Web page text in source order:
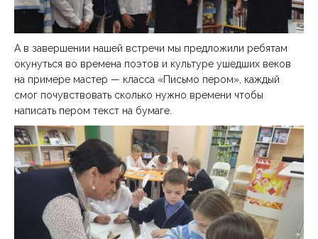
А в завершении нашей встречи мы предложили ребятам
окунуться во времена поэтов и культуре ушедших веков
на примере мастер — класса «Письмо пером», каждый
смог почувствовать сколько нужно времени чтобы
написать пером текст на бумаге.